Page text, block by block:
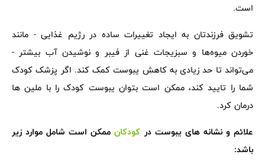
است.
تشویق فرزندتان به ایجاد تغییرات ساده در رژیم غذایی - مانند
خوردن میوه‌ها و سبزیجات غنی از فیبر و نوشیدن آب بیشتر -
می‌تواند تا حد زیادی به کاهش یبوست کمک کند. اگر پزشک کودک
شما را تایید کند، ممکن است بتوان یبوست کودک را با ملین ها
درمان کرد.
علائم و نشانه های یبوست در کودکانممکن است شامل موارد زیر
باشد: